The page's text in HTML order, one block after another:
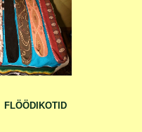
FLÖÖDIKOTID